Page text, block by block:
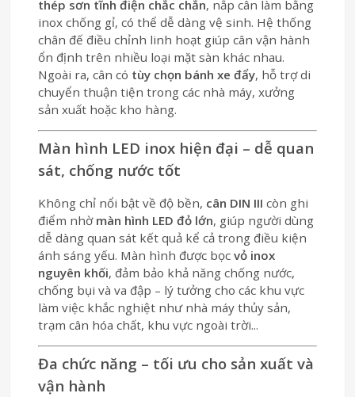
thép sơn tĩnh điện chắc chắn, nắp cân làm bằng
inox chống gỉ, có thể dễ dàng vệ sinh. Hệ thống
chân đế điều chỉnh linh hoạt giúp cân vận hành
ổn định trên nhiều loại mặt sàn khác nhau.
Ngoài ra, cân có tùy chọn bánh xe đẩy, hỗ trợ di
chuyển thuận tiện trong các nhà máy, xưởng
sản xuất hoặc kho hàng.
Màn hình LED inox hiện đại – dễ quan
sát, chống nước tốt
Không chỉ nổi bật về độ bền, cân DIN III còn ghi
điểm nhờ màn hình LED đỏ lớn, giúp người dùng
dễ dàng quan sát kết quả kể cả trong điều kiện
ánh sáng yếu. Màn hình được bọcvỏ inox
nguyên khối, đảm bảo khả năng chống nước,
chống bụi và va đập – lý tưởng cho các khu vực
làm việc khắc nghiệt như nhà máy thủy sản,
trạm cân hóa chất, khu vực ngoài trời...
Đa chức năng – tối ưu cho sản xuất và
vận hành